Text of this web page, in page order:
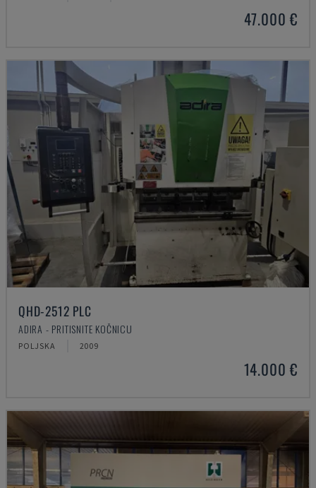
47.000 €
QHD-2512 PLC
ADIRA - PRITISNITE KOČNICU
POLJSKA 2009
14.000 €